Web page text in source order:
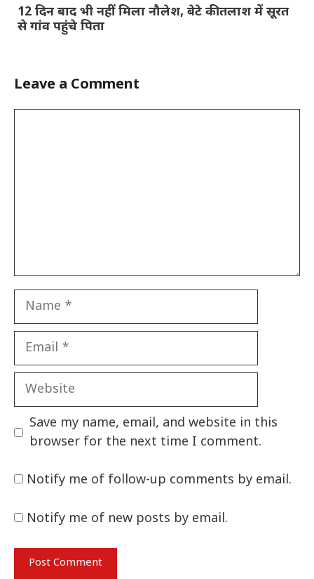
12 दिन बाद भी नहीं मिला नौलेश, बेटे की तलाश में सूरत
से गांव पहुंचे पिता
Leave a Comment
Name
Email
Website
Save my name, email, and website in this
browser for the next time I comment.
Notify me of follow-up comments by email.
Notify me of new posts by email.